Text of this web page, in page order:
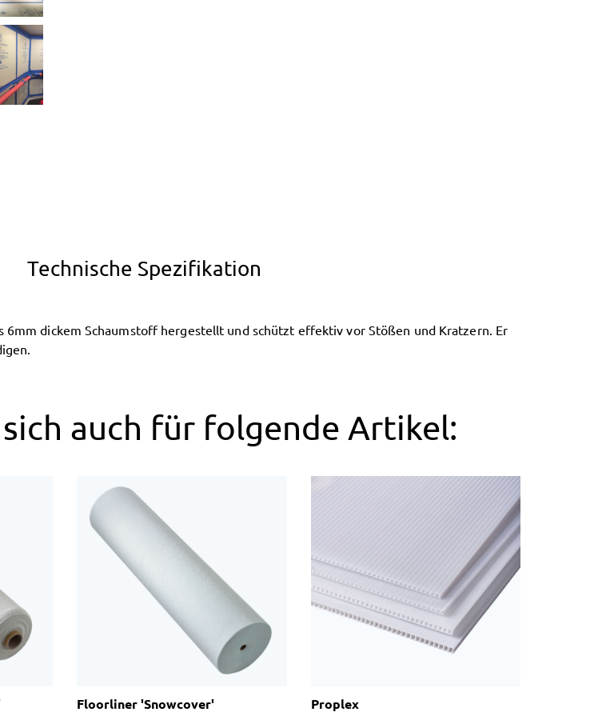
Technische Spezifikation
dickem Schaumstoff hergestellt und schützt effektiv vor Stößen und Kratzern. Er
auch für folgende Artikel:
Floorliner 'Snowcover' Proplex